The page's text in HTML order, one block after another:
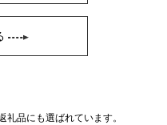
礼品にも選ばれています。